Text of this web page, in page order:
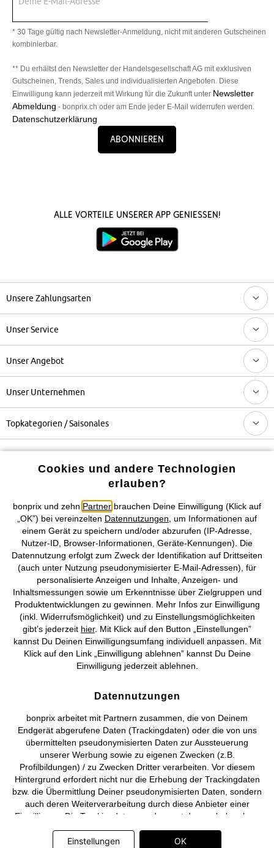
* 30 Tage gültig nach Newsletter-Anmeldung, nicht mit anderen Gutscheinen
kombinierbar.
** Du erhältst den Newsletter der Handelsgesellschaft AG mit exklusiven
Gutscheinen, Trends, Sales und individualisierten Angeboten. Diese
Einwilligung kann jederzeit mit Wirkung für die Zukunft unter Newsletter
Abmeldung - bonprix.ch oder am Ende jeder E-Mail widerrufen werden.
Datenschutzerklärung
Abonnieren
Alle Vorteile unserer App genießen!
Unsere Zahlungsarten
Unser Service
Unser Angebot
Unser Unternehmen
Topkategorien / Saisonales
Mehr von bonprix auf
Preisangaben inkl. gesetzl. MwSt. und zzgl.
Service- &
Versandkosten
AGB Datenschutz Cookie-Einstellungen Impressum
Vertrag widerrufen
©2026 bonprix.Alle Rechte vorbehalten.
Deutsch Français
Cookies und andere Technologien
erlauben?
bonprix und zehn Partner brauchen Deine Einwilligung (Klick auf
„OK”) bei vereinzelten Datennutzungen , um Informationen auf
einem Gerät zu speichern und/oder abzurufen (IP-Adresse,
Nutzer-ID, Browser-Informationen, Geräte-Kennungen). Die
Datennutzung erfolgt zum Zweck der Identifikation auf Drittseiten
(auch unter Nutzung pseudonymisierter E-Mail-Adressen), für
personalisierte Anzeigen und Inhalte, Anzeigen- und
Inhaltsmessungen sowie um Erkenntnisse über Zielgruppen und
Produktentwicklungen zu gewinnen. Mehr Infos zur Einwilligung
(inkl. Widerrufsmöglichkeit) und zu Einstellungsmöglichkeiten
gibt’s jederzeit hier. Mit Klick auf den Button „Einstellungen”
kannst Du Deinen Einwilligungsumfang individuell anpassen. Mit
Klick auf den Link „Einwilligung ablehnen” kannst Du Deine
Einwilligung jederzeit ablehnen.
Datennutzungen
bonprix arbeitet mit Partnern zusammen, die von Deinem
Endgerät abgerufene Daten (Trackingdaten) oder die von uns
übermittelten pseudonymisierten Daten zur Aussteuerung
unserer Werbung sowie zu eigenen Zwecken (z.B.
Profilbildungen) / zu Zwecken Dritter verarbeiten. Vor diesem
Hintergrund erfordert nicht nur die Erhebung der Trackingdaten
bzw. die Übermittlung Deiner pseudonymisierten Daten, sondern
auch deren Weiterverarbeitung durch diese Anbieter einer
Einwilligung. Die Trackingdaten werden erst dann erhoben bzw.
Deine pseudonymisierten Daten erst dann übermittelt, wenn Du
auf den in dem Banner auf bonprix.de wiedergebenden Button
Einstellungen OK